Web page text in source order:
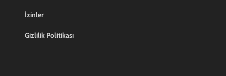
İzinler
Gizlilik Politikası